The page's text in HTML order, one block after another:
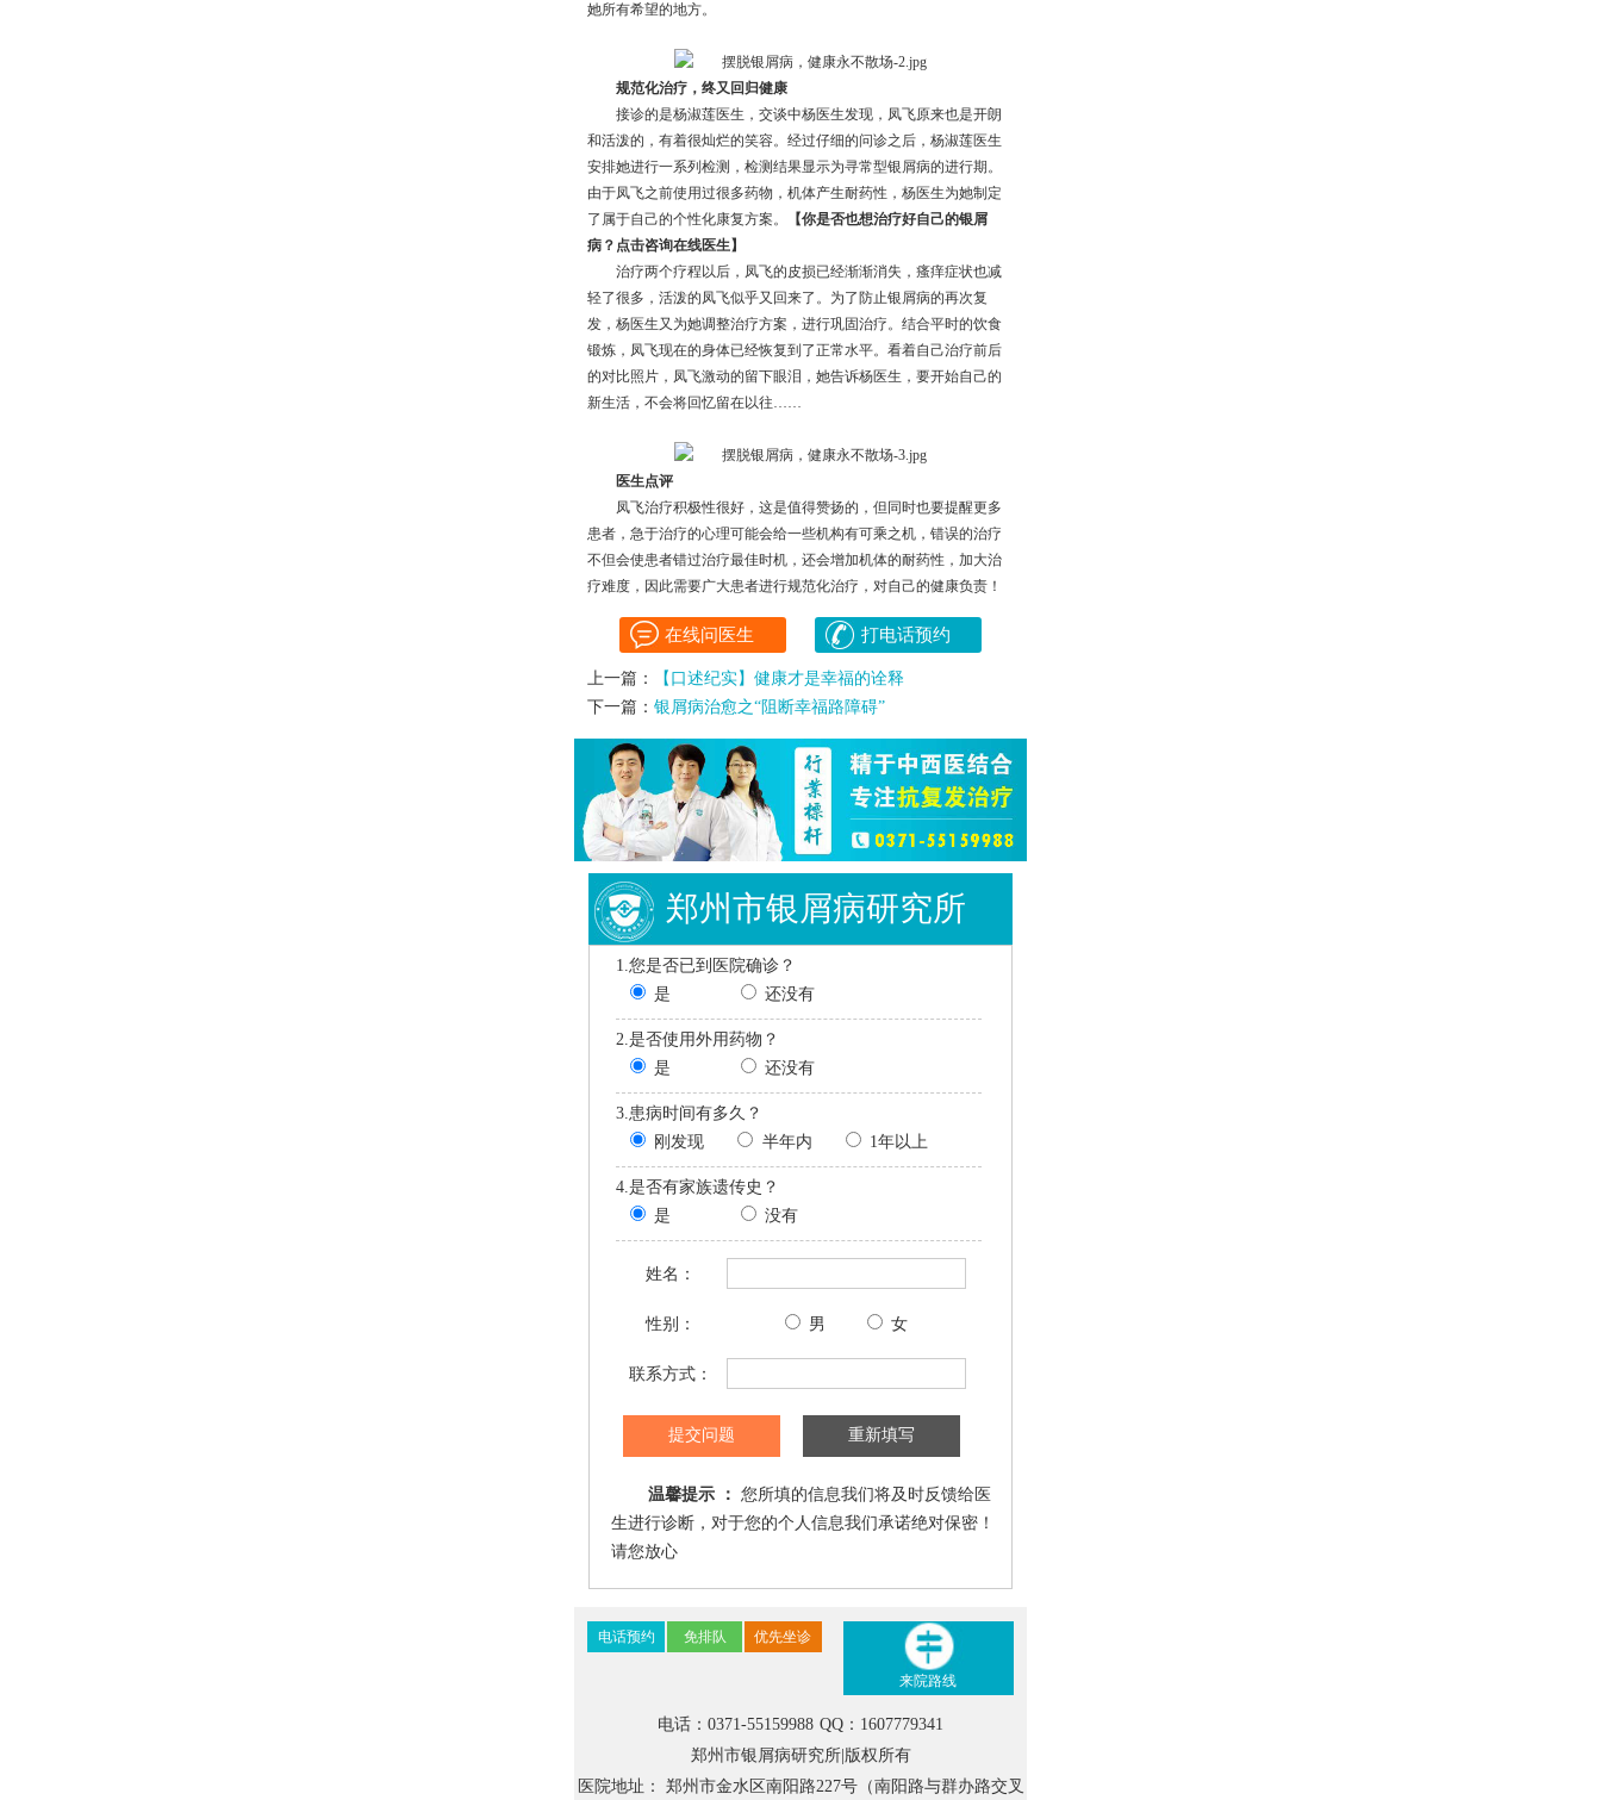
她所有希望的地方。
规范化治疗，终又回归健康
接诊的是杨淑莲医生，交谈中杨医生发现，凤飞原来也是开朗
和活泼的，有着很灿烂的笑容。经过仔细的问诊之后，杨淑莲医生
安排她进行一系列检测，检测结果显示为寻常型银屑病的进行期。
由于凤飞之前使用过很多药物，机体产生耐药性，杨医生为她制定
了属于自己的个性化康复方案。
【你是否也想治疗好自己的银屑
病？点击咨询在线医生】
治疗两个疗程以后，凤飞的皮损已经渐渐消失，瘙痒症状也减
轻了很多，活泼的凤飞似乎又回来了。为了防止银屑病的再次复
发，杨医生又为她调整治疗方案，进行巩固治疗。结合平时的饮食
锻炼，凤飞现在的身体已经恢复到了正常水平。看着自己治疗前后
的对比照片，凤飞激动的留下眼泪，她告诉杨医生，要开始自己的
新生活，不会将回忆留在以往……
医生点评
凤飞治疗积极性很好，这是值得赞扬的，但同时也要提醒更多
患者，急于治疗的心理可能会给一些机构有可乘之机，错误的治疗
不但会使患者错过治疗最佳时机，还会增加机体的耐药性，加大治
疗难度，因此需要广大患者进行规范化治疗，对自己的健康负责！
在线问医生 打电话预约
上一篇：
【口述纪实】健康才是幸福的诠释
下一篇：银屑病治愈之“阻断幸福路障碍”
郑州市银屑病研究所
1.您是否已到医院确诊？
是
还没有
2.是否使用外用药物？
是
还没有
3.患病时间有多久？
刚发现
半年内 1年以上
4.是否有家族遗传史？
是
没有
姓名：
性别： 男 女
联系方式：
提交问题 重新填写
温馨提示 ：您所填的信息我们将及时反馈给医
生进行诊断，对于您的个人信息我们承诺绝对保密！
请您放心
电话预约 免排队 优先坐诊
来院路线
电话：0371-55159988 QQ：1607779341
郑州市银屑病研究所|版权所有
医院地址： 郑州市金水区南阳路227号（南阳路与群办路交叉